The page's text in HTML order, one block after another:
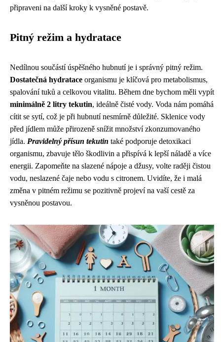
připraveni na další kroky k vysněné postavě.
Pitný režim a hydratace
Nedílnou součástí úspěšného hubnutí je i správný pitný režim.
Dostatečná hydratace organismu je klíčová pro metabolismus,
spalování tuků a celkovou vitalitu. Během dne bychom měli vypít
minimálně 2 litry tekutin, ideálně čisté vody. Voda nám pomáhá
cítit se sytí, což je při hubnutí nesmírně důležité. Sklenice vody
před jídlem může přirozeně snížit množství zkonzumovaného
jídla. Pravidelný přísun tekutin také podporuje detoxikaci
organismu, zbavuje tělo škodlivin a přispívá k lepší náladě a více
energii. Zapomeňte na slazené nápoje a džusy, volte raději čistou
vodu, neslazené čaje nebo vodu s citronem. Uvidíte, že i malá
změna v pitném režimu se pozitivně projeví na vaší cestě za
vysněnou postavou.